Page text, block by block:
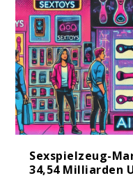
E-Commerce
US-Dollar bis...
Amazon Q4 2024
die Zah...
Felix Schultheiß
Podcast zum ...
Aufzeichnung
und Umsatzst...
Sexspielzeug-
34,54 Milliarden